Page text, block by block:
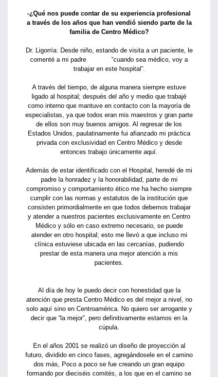
-¿Qué nos puede contar de su experiencia profesional
a través de los años que han vendió siendo parte de la
familia de Centro Médico?
Dr. Ligorría: Desde niño, estando de visita a un paciente, le
comenté a mi padre “cuando sea médico, voy a
trabajar en este hospital”.
A través del tiempo, de alguna manera siempre estuve
ligado al hospital; después del año y medio que trabajé
como interno que mantuve en contacto con la mayoría de
especialistas, ya que todos eran mis maestros y gran parte
de ellos son muy buenos amigos. Al regresar de los
Estados Unidos, paulatinamente fui afianzado mi práctica
privada con exclusividad en Centro Médico y desde
entonces trabajo únicamente aquí.
Además de estar identificado con el Hospital, heredé de mi
padre la honradez y la honorabilidad, parte de mi
compromiso y comportamiento ético me ha hecho siempre
cumplir con las normas y estatutos de la institución que
consisten primordialmente en que todos debemos trabajar
y atender a nuestros pacientes exclusivamente en Centro
Médico y sólo en caso extremo necesario, se puede
atender en otro hospital; esto me llevó a que incluso mi
clínica estuviese ubicada en las cercanías, pudiendo
prestar de esta manera una mejor atención a mis
pacientes.
Al día de hoy le puedo decir con honestidad que la
atención que presta Centro Médico es del mejor a nivel, no
solo aquí sino en Centroamérica. No quiero ser arrogante y
decir que “la mejor”, pero definitivamente estamos en la
cúpula.
En el años 2001 se realizó un diseño de proyección al
futuro, dividido en cinco fases, agregándosele en el camino
dos más, Poco a poco se fue creando un gran equipo
formando por dieciséis comités, a los que en el camino se